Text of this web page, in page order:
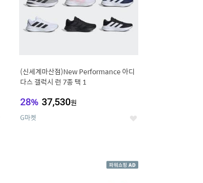
(신세계마산점)New Performance 아디
다스 갤럭시 런 7종 택 1
28% 37,530원
G마켓 좋